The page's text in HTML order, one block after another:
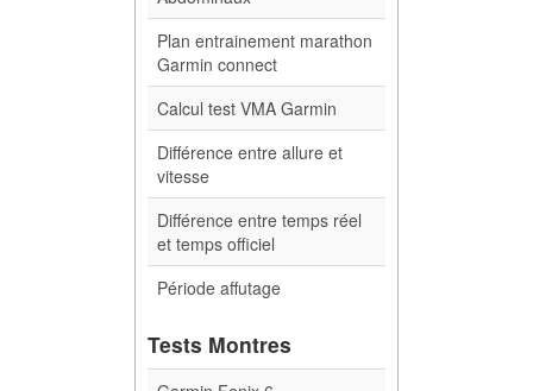
Plan entrainement marathon
Garmin connect
Calcul test VMA Garmin
Différence entre allure et
vitesse
Différence entre temps réel
et temps officiel
Période affutage
Tests Montres